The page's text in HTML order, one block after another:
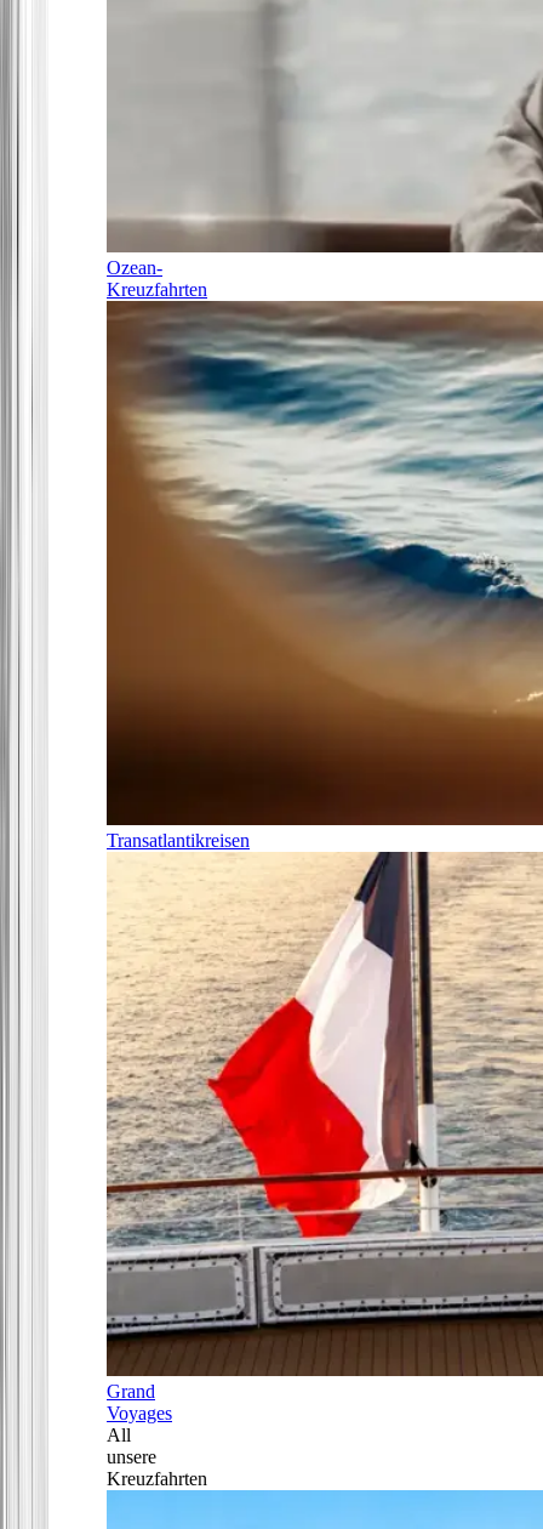
Ozean-
Kreuzfahrten
Transatlantikreisen
Grand
Voyages
All
unsere
Kreuzfahrten